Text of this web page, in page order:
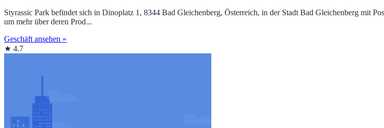
Styrassic Park befindet sich in Dinoplatz 1, 8344 Bad Gleichenberg, Österreich, in der Stadt Bad Gleichenberg mit
um mehr über deren Prod...
Geschäft ansehen »
★ 4.7